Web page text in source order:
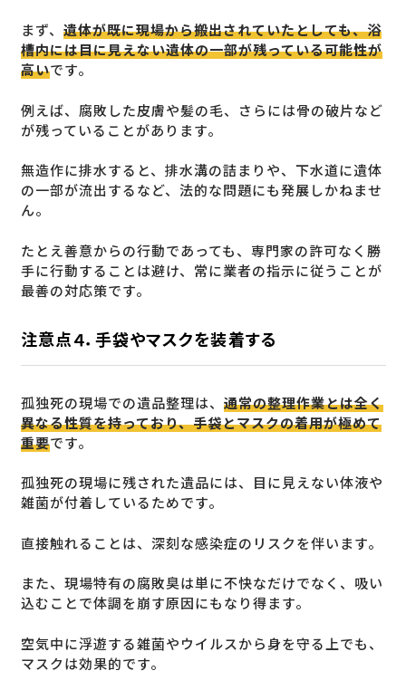
まず、 遺体が既に現場から搬出されていたとしても、浴
槽内には目に見えない遺体の一部が残っている可能性が
高いです。
例えば、腐敗した皮膚や髪の毛、さらには骨の破片など
が残っていることがあります。
無造作に排水すると、排水溝の詰まりや、下水道に遺体
の一部が流出するなど、法的な問題にも発展しかねませ
ん。
たとえ善意からの行動であっても、専門家の許可なく勝
手に行動することは避け、常に業者の指示に従うことが
最善の対応策です。
注意点４．手袋やマスクを装着する
孤独死の現場での遺品整理は、 通常の整理作業とは全く
異なる性質を持っており、手袋とマスクの着用が極めて
重要です。
孤独死の現場に残された遺品には、目に見えない体液や
雑菌が付着しているためです。
直接触れることは、深刻な感染症のリスクを伴います。
また、現場特有の腐敗臭は単に不快なだけでなく、吸い
込むことで体調を崩す原因にもなり得ます。
空気中に浮遊する雑菌やウイルスから身を守る上でも、
マスクは効果的です。